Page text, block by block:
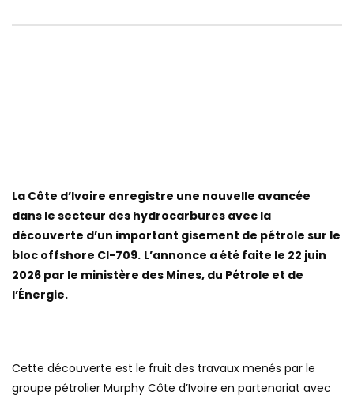
La Côte d’Ivoire enregistre une nouvelle avancée
dans le secteur des hydrocarbures avec la
découverte d’un important gisement de pétrole sur le
bloc offshore CI-709. L’annonce a été faite le 22 juin
2026 par le ministère des Mines, du Pétrole et de
l’Énergie.
Cette découverte est le fruit des travaux menés par le
groupe pétrolier Murphy Côte d’Ivoire en partenariat avec